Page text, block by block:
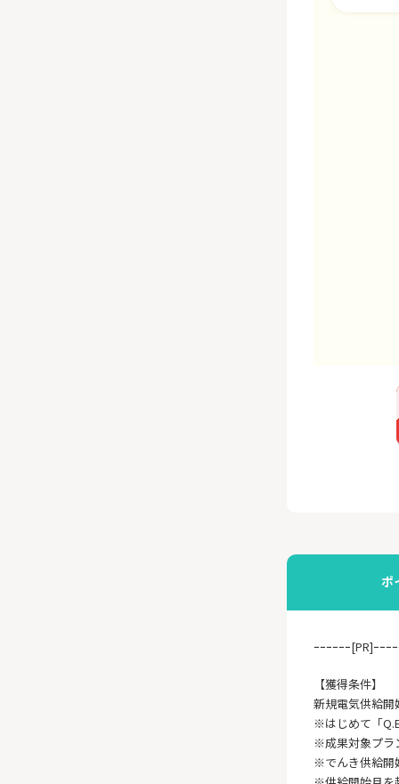
ポ
ｰｰｰｰｰｰ[PR]ｰｰｰ
【獲得条件】
新規電気供給開
※はじめて「
※成果対象プラ
※でんき供給開